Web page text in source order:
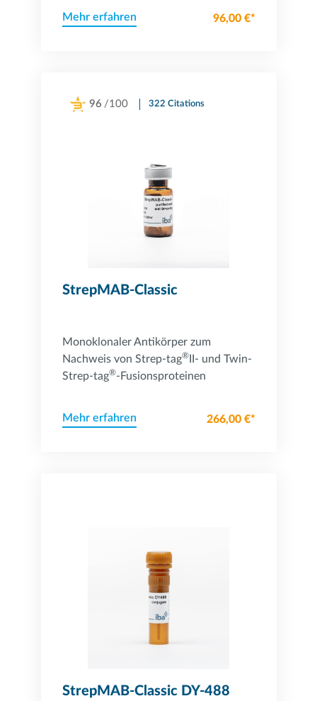
Mehr erfahren 96,00 €*
96 /100 322 Citations
StrepMAB-Classic
Monoklonaler Antikörper zum
Nachweis von Strep-tag®II- und Twin-
Strep-tag®-Fusionsproteinen
Mehr erfahren 266,00 €*
StrepMAB-Classic DY-488